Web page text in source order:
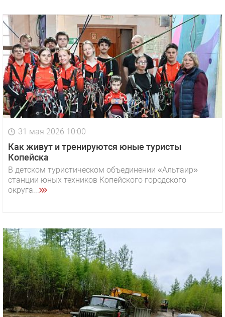
31 мая 2026 10:00
Как живут и тренируются юные туристы
Копейска
В детском туристическом объединении «Альтаир»
станции юных техников Копейского городского
округа...